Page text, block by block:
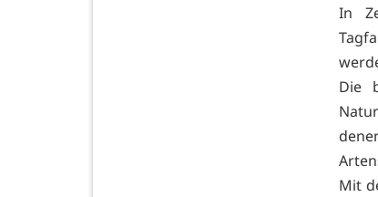
In
Die
Mit